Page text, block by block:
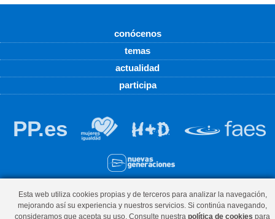
Esta web utiliza cookies propias y de terceros para analizar la navegación,
mejorando así su experiencia y nuestros servicios. Si continúa navegando,
consideramos que acepta su uso. Consulte nuestra política de cookies para
conócenos
temas
actualidad
participa
PP.es
© Partido Popular - C/ Manuel Pedregal 11 1º, 33001, Cangas del
Narcea, Teléfono